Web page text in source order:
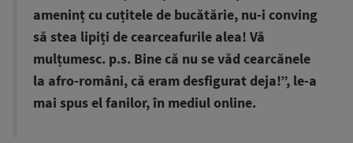
ameninț cu cuțitele de bucătărie, nu-i conving
să stea lipiți de cearceafurile alea! Vă
mulțumesc. p.s. Bine că nu se văd cearcănele
la afro-români, că eram desfigurat deja!”, le-a
mai spus el fanilor, în mediul online.